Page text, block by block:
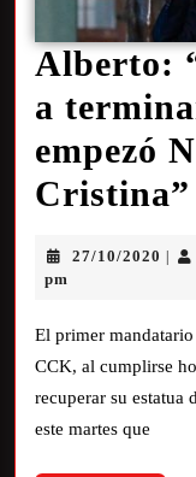
Alberto:
a
empezó
Cristina”
27/10/2020
pm
El primer
CCK, al cumplirse
recuperar su estatua
este martes que